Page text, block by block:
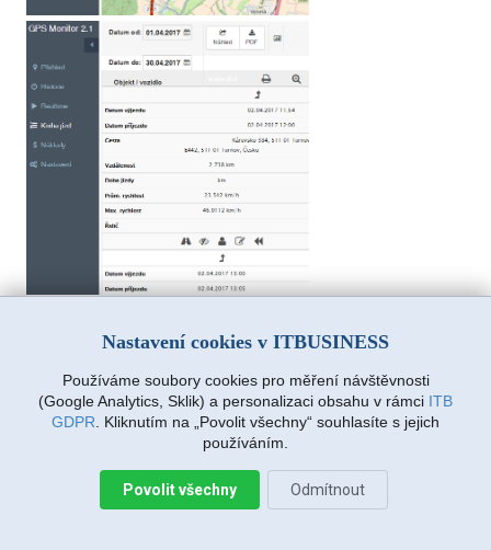
Nastavení cookies v ITBUSINESS
Používáme soubory cookies pro měření návštěvnosti
(Google Analytics, Sklik) a personalizaci obsahu v rámci ITB
GDPR . Kliknutím na „Povolit všechny“ souhlasíte s jejich
používáním.
Povolit všechny Odmítnout